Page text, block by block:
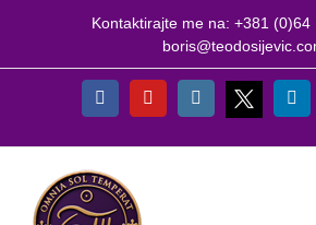
Kontaktirajte me na: +381 (0)64
FacebookYouTubeInstagram
X